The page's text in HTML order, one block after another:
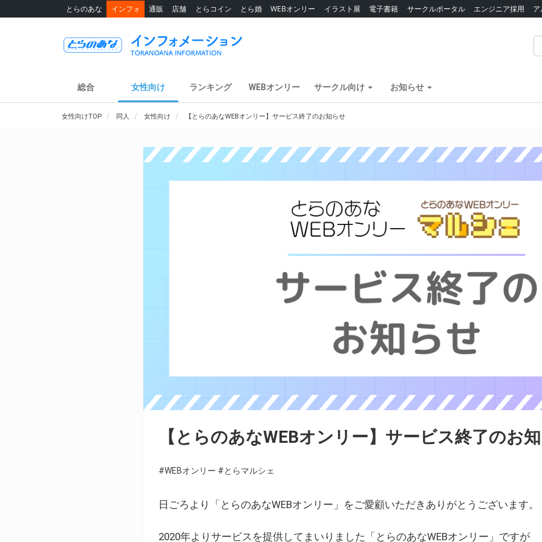
とらのあな インフォ 通販 店舗 とらコイン とら婚 WEBオンリー イラスト展 電子書籍 サークルポータル エンジニア採用
総合 女性向け ランキング WEBオンリー サークル向け お知らせ
女性向けTOP 同人 女性向け 【とらのあなWEBオンリー】サービス終了のお知らせ
【とらのあなWEBオンリー】サービス終了のお
#WEBオンリー #とらマルシェ
日ごろより「とらのあなWEBオンリー」をご愛顧いただきありがとうございます。
2020年よりサービスを提供してまいりました「とらのあなWEBオンリー」ですが